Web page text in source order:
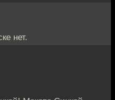
нет.